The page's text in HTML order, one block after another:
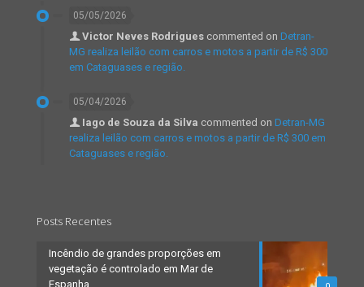
05/05/2026
Victor Neves Rodrigues commented on Detran-
MG realiza leilão com carros e motos a partir de R$ 300
em Cataguases e região.
05/04/2026
Iago de Souza da Silva commented on Detran-MG
realiza leilão com carros e motos a partir de R$ 300 em
Cataguases e região.
Posts Recentes
Incêndio de grandes proporções em
vegetação é controlado em Mar de
Espanha